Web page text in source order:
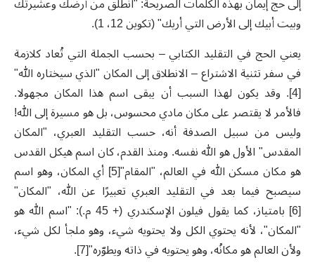
وبيت أبيك إلى الأرض التي أريك" (تكوين 12، 1).
يعني الحج في التقليد الكتابي – بحسب الجملة التي تُعاد كلازمة
في سفر تثنية الاشتراع – الانطلاق إلى المكان "الذي سيختاره الله"
[4]. وقد يكون لهذا السبب أن يبقى اسم هذا المكان مجهولا.
فالأمر لا يقتصر على مكان مادي محسوس، بل هو مسيرة إلى الله!
وليس من سبيل الصدفة أنه، حسب التقليد العبري، "المكان
المقدس" الأول هو الله نفسه. ومنذ القدم، كان اسم هيكل القدس
هو مكان مسكن الله في العالم، "المقام"[5] أي المكان، وهو اسم
سيصبح فيما بعد في التقليد العبري تعبيرًا عن الله، "المكان"
[6] بامتياز، كما يقول فيلون الإسكندري (+ 45 م.): "اسم الله هو
"المكان"، لأنه يحتوي الكل ولا يحتويه شيء، وهو ملجأ لكل شيء،
ولأن العالم هو مكانُه، وهو يحتويه في ذاته ويطوّره"[7].